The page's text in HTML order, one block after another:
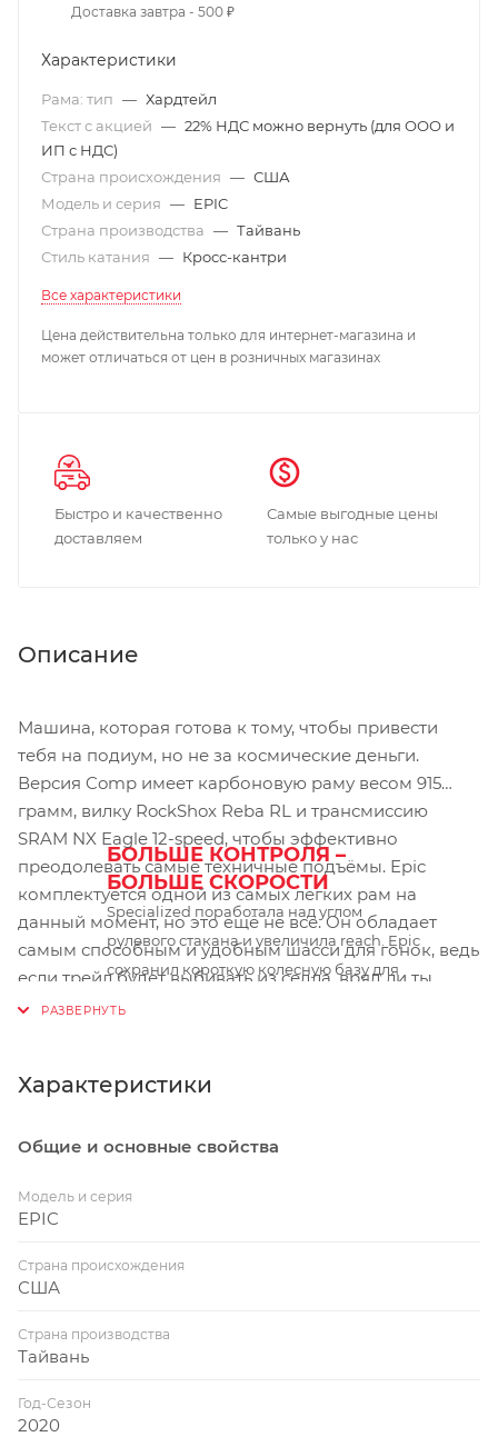
Доставка завтра - 500 ₽
Характеристики
Рама: тип — Хардтейл
Текст с акцией — 22% НДС можно вернуть (для ООО и
ИП с НДС)
Страна происхождения — США
Модель и серия — EPIC
Страна производства — Тайвань
Стиль катания — Кросс-кантри
Все характеристики
Цена действительна только для интернет-магазина и
может отличаться от цен в розничных магазинах
Быстро и качественно
доставляем
Самые выгодные цены
только у нас
Описание
Машина, которая готова к тому, чтобы привести
тебя на подиум, но не за космические деньги.
Версия Comp имеет карбоновую раму весом 915
грамм, вилку RockShox Reba RL и трансмиссию
SRAM NX Eagle 12-speed, чтобы эффективно
преодолевать самые техничные подъёмы. Epic
комплектуется одной из самых легких рам на
данный момент, но это ещё не всё. Он обладает
самым способным и удобным шасси для гонок, ведь
если трейл будет выбивать из седла, вряд ли ты
сможешь быть быстрее соперников.
БОЛЬШЕ КОНТРОЛЯ –
БОЛЬШЕ СКОРОСТИ
Specialized поработала над углом
рулевого стакана и увеличила reach. Epic
сохранил короткую колесную базу для
райдера для большего контроля и
МАЛЫЙ ВЕС
карбоновых рам, которые когда-либо
Характеристики
Общие и основные свойства
Модель и серия
EPIC
Страна происхождения
США
Страна производства
Тайвань
Год-Сезон
2020